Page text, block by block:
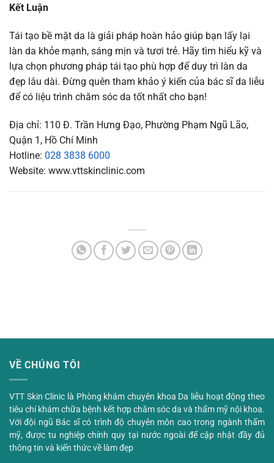
Kết Luận
Tái tạo bề mặt da là giải pháp hoàn hảo giúp bạn lấy lại
làn da khỏe mạnh, sáng mịn và tươi trẻ. Hãy tìm hiểu kỹ và
lựa chọn phương pháp tái tạo phù hợp để duy trì làn da
đẹp lâu dài. Đừng quên tham khảo ý kiến của bác sĩ da liễu
để có liệu trình chăm sóc da tốt nhất cho bạn!
Địa chỉ: 110 Đ. Trần Hưng Đạo, Phường Phạm Ngũ Lão,
Quận 1, Hồ Chí Minh
Hotline: 028 3838 6000
Website: www.vttskinclinic.com
VỀ CHÚNG TÔI
VTT Skin Clinic là Phòng khám chuyên khoa Da liễu hoạt động theo
tiêu chí khám chữa bệnh kết hợp chăm sóc da và thẩm mỹ nội khoa.
Với đội ngũ Bác sĩ có trình độ chuyên môn cao trong ngành thẩm
mỹ, được tu nghiệp chính quy tại nước ngoài để cập nhật đầy đủ
thông tin và kiến thức về làm đẹp